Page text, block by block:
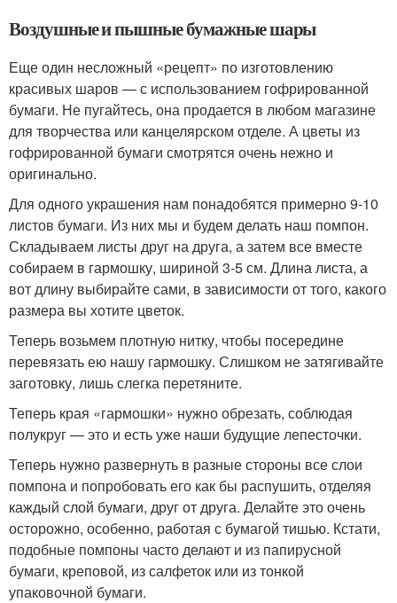
Воздушные и пышные бумажные шары
Еще один несложный «рецепт» по изготовлению
красивых шаров — с использованием гофрированной
бумаги. Не пугайтесь, она продается в любом магазине
для творчества или канцелярском отделе. А цветы из
гофрированной бумаги смотрятся очень нежно и
оригинально.
Для одного украшения нам понадобятся примерно 9-10
листов бумаги. Из них мы и будем делать наш помпон.
Складываем листы друг на друга, а затем все вместе
собираем в гармошку, шириной 3-5 см. Длина листа, а
вот длину выбирайте сами, в зависимости от того, какого
размера вы хотите цветок.
Теперь возьмем плотную нитку, чтобы посередине
перевязать ею нашу гармошку. Слишком не затягивайте
заготовку, лишь слегка перетяните.
Теперь края «гармошки» нужно обрезать, соблюдая
полукруг — это и есть уже наши будущие лепесточки.
Теперь нужно развернуть в разные стороны все слои
помпона и попробовать его как бы распушить, отделяя
каждый слой бумаги, друг от друга. Делайте это очень
осторожно, особенно, работая с бумагой тишью. Кстати,
подобные помпоны часто делают и из папирусной
бумаги, креповой, из салфеток или из тонкой
упаковочной бумаги.